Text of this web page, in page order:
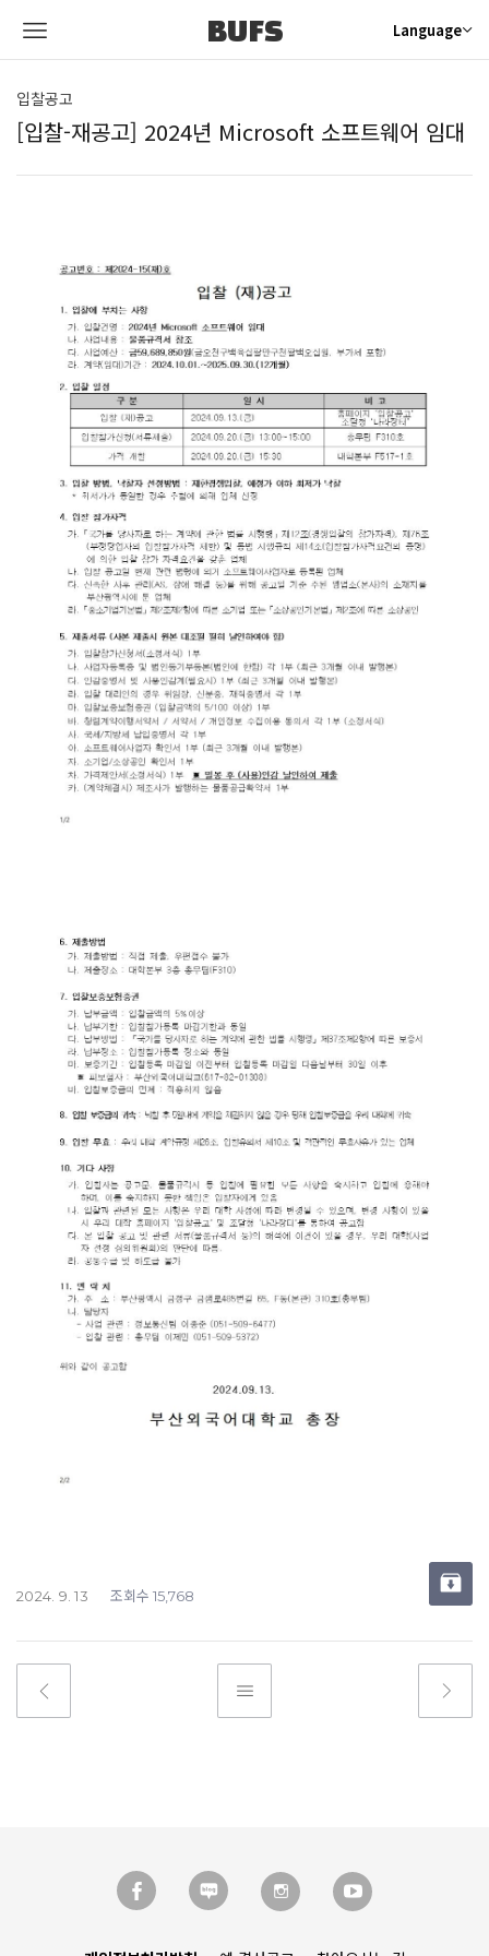
BUFS Language
입찰공고
[입찰-재공고] 2024년 Microsoft 소프트웨어 임대
2024. 9. 13 조회수 15,768